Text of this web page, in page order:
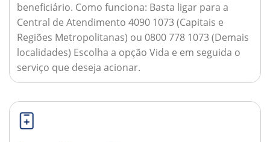
beneficiário. Como funciona: Basta ligar para a
Central de Atendimento 4090 1073 (Capitais e
Regiões Metropolitanas) ou 0800 778 1073 (Demais
localidades) Escolha a opção Vida e em seguida o
serviço que deseja acionar.